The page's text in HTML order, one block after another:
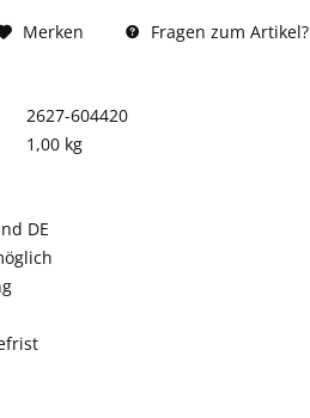
Merken
Fragen zum Artikel?
2627-604420
1,00 kg
DE